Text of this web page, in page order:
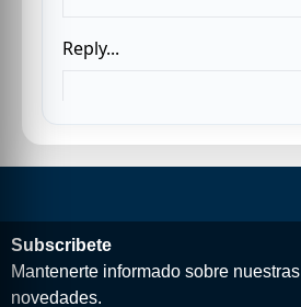
Subscribete
Mantenerte informado sobre nuestras
novedades.